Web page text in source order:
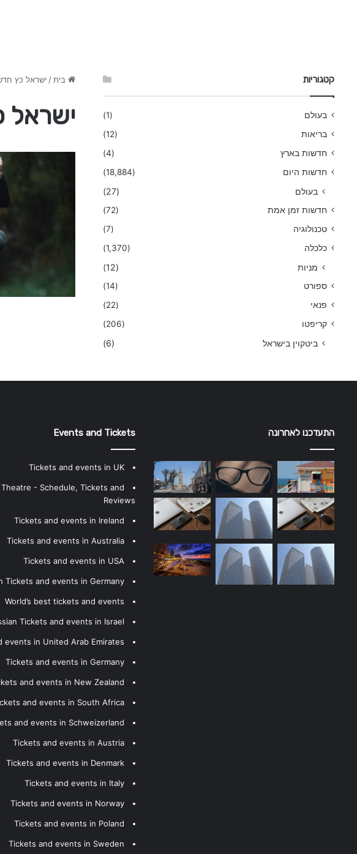
בית / ישראל כץ
ישראל
קטגוריות
בעולם
(1)
בריאות
(12)
חדשות בארץ
(4)
חדשות היום
(18,884)
בעולם (27)
חדשות זמן אמת
(72)
טכנולוגיה
(7)
כלכלה
(1,370)
מניות (12)
ספורט
(14)
פנאי
(22)
קריפטו
(206)
ביטקוין בישראל (6)
התעדכנו לאחרונה Events and Tickets
Tickets and events in UK
- Schedule, Tickets and
Reviews
Tickets and events in Ireland
Tickets and events in Australia
Tickets and events in USA
Tickets and events in Germany
World’s best tickets and events
Tickets and events in Israel
events in United Arab Emirates
Tickets and events in Germany
and events in New Zealand
and events in South Africa
and events in Schweizerland
Tickets and events in Austria
Tickets and events in Denmark
Tickets and events in Italy
Tickets and events in Norway
Tickets and events in Poland
Tickets and events in Sweden